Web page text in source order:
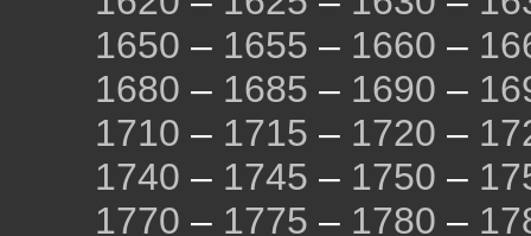
1650 – 1655 – 1660 –
1680 – 1685 – 1690 –
1710 – 1715 – 1720 –
1740 – 1745 – 1750 –
1770 – 1775 – 1780 –